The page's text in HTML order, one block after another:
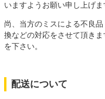
いますようお願い申し上げま
尚、当方のミスによる不良
換などの対応をさせて頂き
を下さい。
配送について